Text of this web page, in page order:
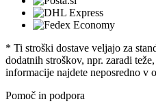
* Ti stroški dostave veljajo za
dodatnih stroškov, npr. zaradi
informacije najdete neposredno v
Pomoč in podpora